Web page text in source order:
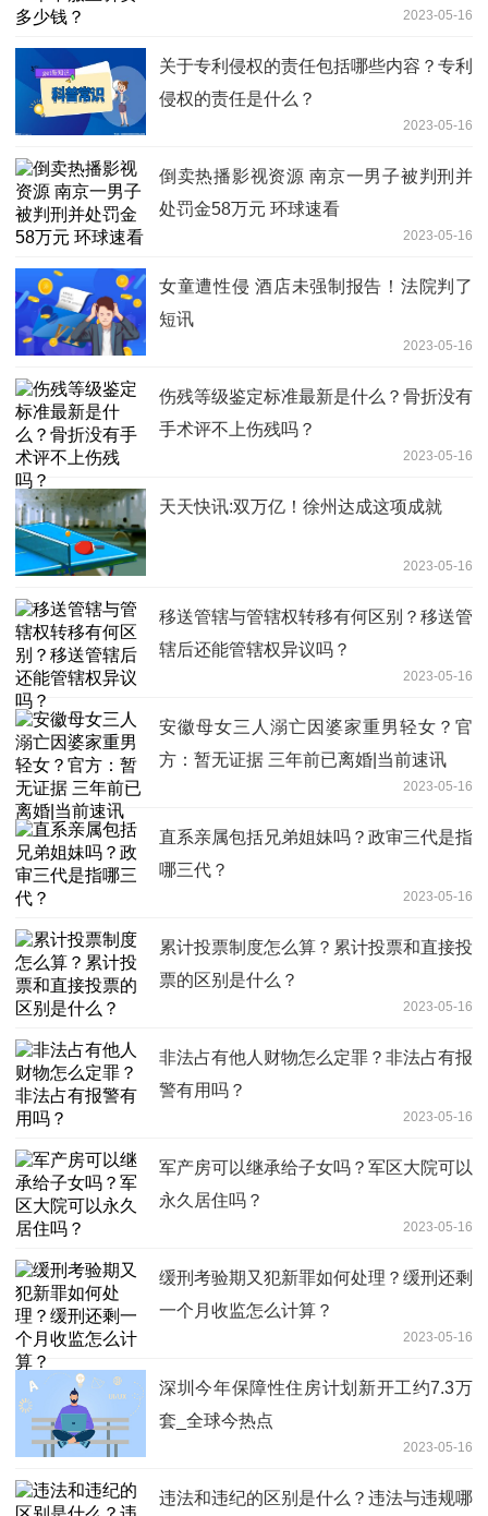
2023-05-16
关于专利侵权的责任包括哪些内容？专利
侵权的责任是什么？
2023-05-16
倒卖热播影视资源 南京一男子被判刑并
处罚金58万元 环球速看
2023-05-16
女童遭性侵 酒店未强制报告！法院判了
短讯
2023-05-16
伤残等级鉴定标准最新是什么？骨折没有
手术评不上伤残吗？
2023-05-16
天天快讯:双万亿！徐州达成这项成就
2023-05-16
移送管辖与管辖权转移有何区别？移送管
辖后还能管辖权异议吗？
2023-05-16
安徽母女三人溺亡因婆家重男轻女？官
方：暂无证据 三年前已离婚|当前速讯
2023-05-16
直系亲属包括兄弟姐妹吗？政审三代是指
哪三代？
2023-05-16
累计投票制度怎么算？累计投票和直接投
票的区别是什么？
2023-05-16
非法占有他人财物怎么定罪？非法占有报
警有用吗？
2023-05-16
军产房可以继承给子女吗？军区大院可以
永久居住吗？
2023-05-16
缓刑考验期又犯新罪如何处理？缓刑还剩
一个月收监怎么计算？
2023-05-16
深圳今年保障性住房计划新开工约7.3万
套_全球今热点
2023-05-16
违法和违纪的区别是什么？违法与违规哪